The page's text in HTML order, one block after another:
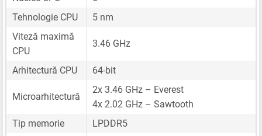
Tehnologie CPU
5 nm
Viteză maximă
CPU
3.46 GHz
Arhitectură CPU 64-bit
Microarhitectură
2x 3.46 GHz – Everest
4x 2.02 GHz – Sawtooth
Tip memorie
LPDDR5